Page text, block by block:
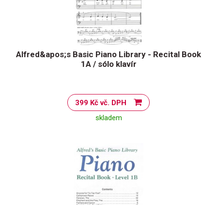
Alfred&apos;s Basic Piano Library - Recital Book
1A / sólo klavír
399 Kč vč. DPH
skladem